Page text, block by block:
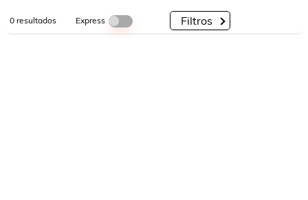
0resultados Express Filtros